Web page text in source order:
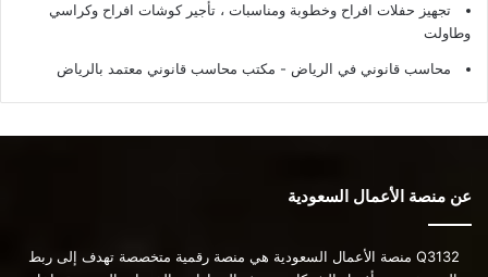
تجهيز حفلات افراح وخطوبة ومناسبات ، تأجير كوشات افراح وكراسي
وطاولت
محاسب قانوني في الرياض - مكتب محاسب قانوني معتمد بالرياض
عن منصة الأعمال السعودية
Q3132 منصة الأعمال السعودية هي منصة رقمية متخصصة تهدف إلى ربط